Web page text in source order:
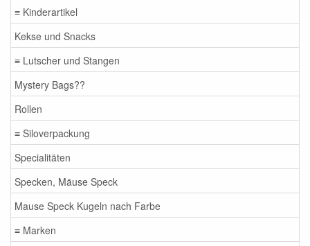
≡ Kinderartikel
Kekse und Snacks
≡ Lutscher und Stangen
Mystery Bags??
Rollen
≡ Siloverpackung
Specialitäten
Specken, Mäuse Speck
Mause Speck Kugeln nach Farbe
≡ Marken